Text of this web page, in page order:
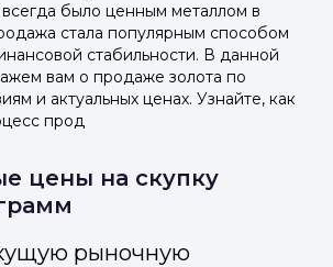
было ценным металлом в
стала популярным способом
стабильности. В данной
вам о продаже золота по
и актуальных ценах. Узнайте, как
прод
цены на скупку
рыночную